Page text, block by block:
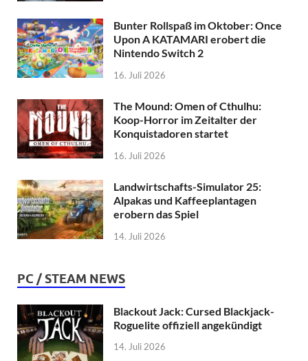
Bunter Rollspaß im Oktober: Once
Upon A KATAMARI erobert die
Nintendo Switch 2
16. Juli 2026
The Mound: Omen of Cthulhu:
Koop-Horror im Zeitalter der
Konquistadoren startet
16. Juli 2026
Landwirtschafts-Simulator 25:
Alpakas und Kaffeeplantagen
erobern das Spiel
14. Juli 2026
PC / STEAM NEWS
Blackout Jack: Cursed Blackjack-
Roguelite offiziell angekündigt
14. Juli 2026